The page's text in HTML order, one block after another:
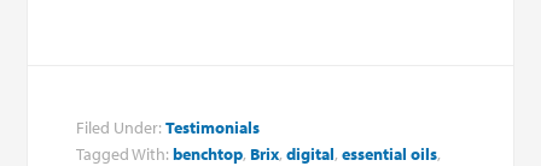
Filed Under:Testimonials
Tagged With:benchtop, Brix,digital,essential oils,